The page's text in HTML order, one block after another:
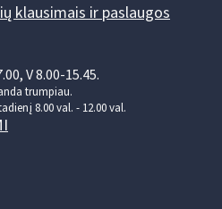
klausimais ir paslaugos
V 8.00-15.45.
trumpiau.
8.00 val. - 12.00 val.